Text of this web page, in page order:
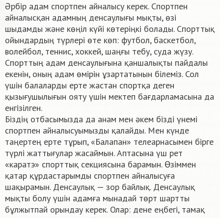
Әрбір адам спортпен айналысу керек. Спортпен
айналысқан адамның денсаулығы мықты, өзі
шыдамды және көңіл күйі көтеріңкі болады. Спорттық
ойындардың түрлері өте көп: футбол, баскетбол,
волейбол, теннис, хоккей, шаңғы тебу, суда жүзу.
Спорттың адам денсаулығына қаншалықты пайдалы
екенін, оның адам өмірін ұзартатынын білеміз. Сол
үшін балаларды ерте жастан спортқа деген
қызығушылығын ояту үшін мектеп бағдарламасына да
енгізілген.
Біздің отбасымызда да анам мен әкем бізді үнемі
спортпен айналысуымызды қалайды. Мен күнде
таңертең ерте тұрып, «Балапан» телеарнасымен бірге
түрлі жаттығулар жасаймын. Аптасына үш рет
«каратэ» спорттық секциясына барамын. Өзіммен
қатар құрдастарымды спортпен айналысуға
шақырамын. Денсаулық — зор байлық. Денсаулық
мықты болу үшін адамға мынадай төрт шартты
бұлжытпай орындау керек. Олар: дене еңбегі, тамақ